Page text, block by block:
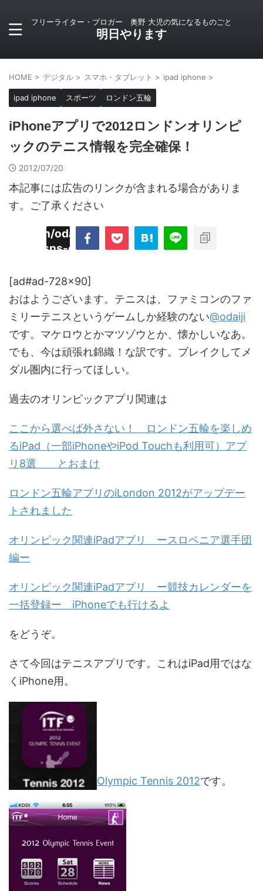
フリーライター・ブロガー 奥野 大児の気になるものごと
明日やります
HOME > デジタル > スマホ・タブレット > ipad iphone >
ipad iphone スポーツ ロンドン五輪
iPhoneアプリで2012ロンドンオリンピ
ックのテニス情報を完全確保！
2012/07/20
本記事には広告のリンクが含まれる場合がありま
す。ご了承ください
odaiji.com/public_html/blog/wp-
sns-count-cache/sns-count-
[ad#ad-728x90]
おはようございます。テニスは、ファミコンのファ
ミリーテニスというゲームしか経験のない@odaiji
です。マケロウとかマツゾウとか、懐かしいなあ。
でも、今は頑張れ錦織！な訳です。ブレイクしてメ
ダル圏内に行ってほしい。
過去のオリンピックアプリ関連は
ここから選べば外さない！ ロンドン五輪を楽しめ
るiPad（一部iPhoneやiPod Touchも利用可）アプ
リ8選 とおまけ
ロンドン五輪アプリのiLondon 2012がアップデー
トされました
オリンピック関連iPadアプリ ースロベニア選手団
編ー
オリンピック関連iPadアプリ ー競技カレンダーを
一括登録ー iPhoneでも行けるよ
をどうぞ。
さて今回はテニスアプリです。これはiPad用ではな
くiPhone用。
Olympic Tennis 2012です。